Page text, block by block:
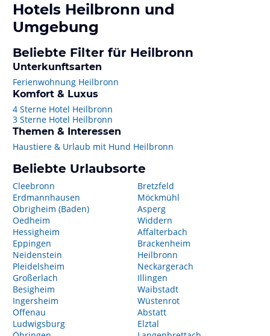
Hotels Heilbronn und
Umgebung
Beliebte Filter für Heilbronn
Unterkunftsarten
Ferienwohnung Heilbronn
Komfort & Luxus
4 Sterne Hotel Heilbronn
3 Sterne Hotel Heilbronn
Themen & Interessen
Haustiere & Urlaub mit Hund Heilbronn
Beliebte Urlaubsorte
Cleebronn
Erdmannhausen
Obrigheim (Baden)
Oedheim
Hessigheim
Eppingen
Neidenstein
Pleidelsheim
Großerlach
Besigheim
Ingersheim
Offenau
Ludwigsburg
Bretzfeld
Möckmühl
Asperg
Widdern
Affalterbach
Brackenheim
Heilbronn
Neckargerach
Illingen
Waibstadt
Wüstenrot
Abstatt
Elztal